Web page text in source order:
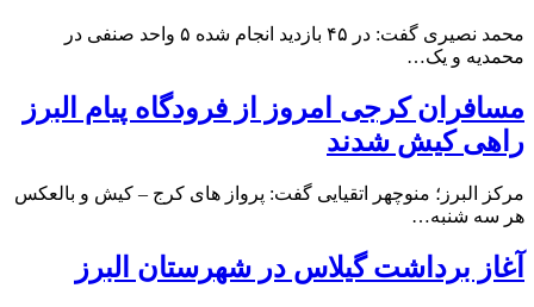
محمد نصیری گفت: در ۴۵ بازدید انجام شده ۵ واحد صنفی در
محمدیه و یک…
مسافران کرجی امروز از فرودگاه پیام البرز
راهی کیش شدند
مرکز البرز؛ منوچهر اتقیایی گفت: پرواز های کرج – کیش و بالعکس
هر سه شنبه…
آغاز برداشت گیلاس در شهرستان البرز